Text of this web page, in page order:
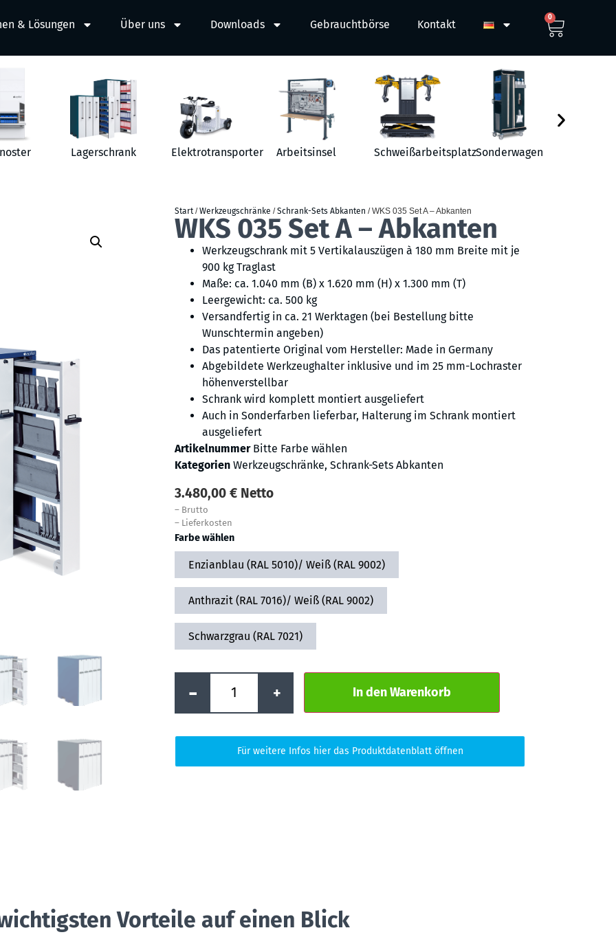
& Lösungen Über uns Downloads Gebrauchtbörse Kontakt
0
Lagerschrank Elektrotransporter Arbeitsinsel SchweißarbeitsplatzSonderwagen
Start/Werkzeugschränke /Schrank-Sets Abkanten / WKS 035 Set A – Abkanten
WKS 035 Set A – Abkanten
Werkzeugschrank mit 5 Vertikalauszügen à 180 mm Breite mit je
900 kg Traglast
Maße: ca. 1.040 mm (B) x 1.620 mm (H) x 1.300 mm (T)
Leergewicht: ca. 500 kg
Versandfertig in ca. 21 Werktagen (bei Bestellung bitte
Wunschtermin angeben)
Das patentierte Original vom Hersteller: Made in Germany
Abgebildete Werkzeughalter inklusive und im 25 mm-Lochraster
höhenverstellbar
Schrank wird komplett montiert ausgeliefert
Auch in Sonderfarben lieferbar, Halterung im Schrank montiert
ausgeliefert
Artikelnummer Bitte Farbe wählen
Kategorien Werkzeugschränke, Schrank-Sets Abkanten
3.480,00 € Netto
– Brutto
– Lieferkosten
Farbe wählen
Enzianblau (RAL 5010)/ Weiß (RAL 9002)
Anthrazit (RAL 7016)/ Weiß (RAL 9002)
Schwarzgrau (RAL 7021)
- + In den Warenkorb
Für weitere Infos hier das Produktdatenblatt öffnen
Vorteile auf einen Blick